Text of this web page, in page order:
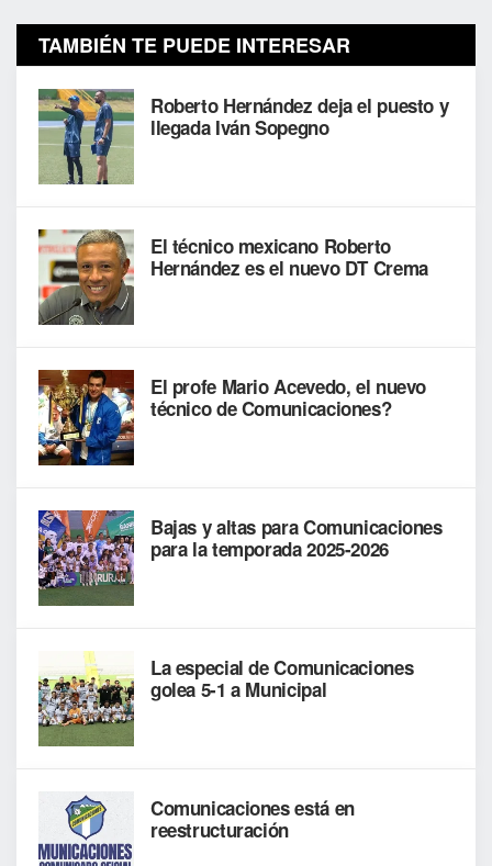
TAMBIÉN TE PUEDE INTERESAR
Roberto Hernández deja el puesto y
llegada Iván Sopegno
El técnico mexicano Roberto
Hernández es el nuevo DT Crema
El profe Mario Acevedo, el nuevo
técnico de Comunicaciones?
Bajas y altas para Comunicaciones
para la temporada 2025-2026
La especial de Comunicaciones
golea 5-1 a Municipal
Comunicaciones está en
reestructuración